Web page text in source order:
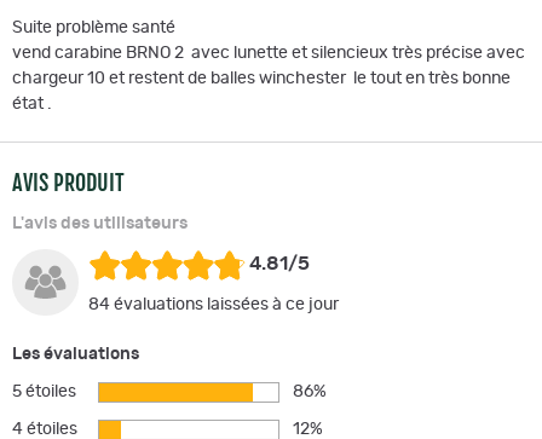
Suite problème santé
vend carabine BRNO 2 avec lunette et silencieux très précise avec
chargeur 10 et restent de balles winchester le tout en très bonne
état .
AVIS PRODUIT
L'avis des utilisateurs
4.81/5
84 évaluations laissées à ce jour
Les évaluations
5 étoiles 86%
4 étoiles 12%